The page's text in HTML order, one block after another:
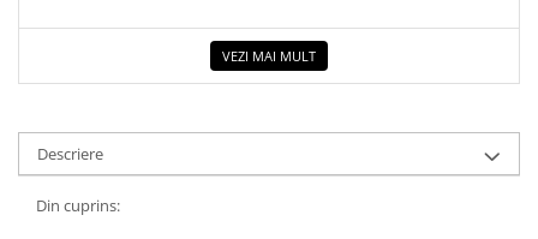
VEZI MAI MULT
Descriere
Din cuprins: